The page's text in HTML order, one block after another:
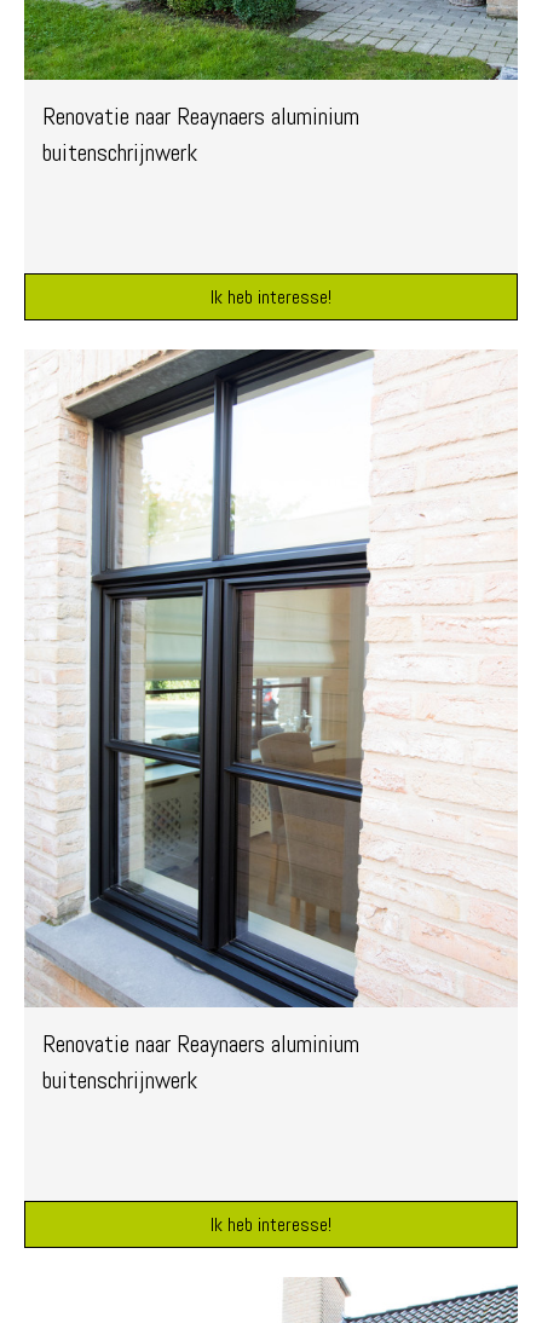
Renovatie naar Reaynaers aluminium
buitenschrijnwerk
Ik heb interesse!
Renovatie naar Reaynaers aluminium
buitenschrijnwerk
Ik heb interesse!